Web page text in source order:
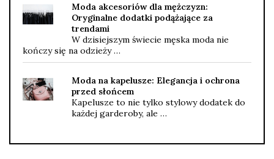
Moda akcesoriów dla mężczyzn:
Oryginalne dodatki podążające za
trendami
W dzisiejszym świecie męska moda nie
kończy się na odzieży …
Moda na kapelusze: Elegancja i ochrona
przed słońcem
Kapelusze to nie tylko stylowy dodatek do
każdej garderoby, ale …